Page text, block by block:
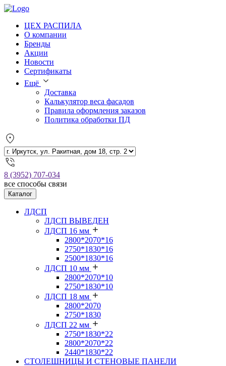
ЦЕХ РАСПИЛА
О компании
Бренды
Акции
Новости
Сертификаты
Ещё
Доставка
Калькулятор веса фасадов
Правила оформления заказов
Политика обработки ПД
8 (3952) 707-034
все способы связи
Каталог
ЛДСП
ЛДСП ВЫВЕДЕН
ЛДСП 16 мм
2800*2070*16
2750*1830*16
2500*1830*16
ЛДСП 10 мм
2800*2070*10
2750*1830*10
ЛДСП 18 мм
2800*2070
2750*1830
ЛДСП 22 мм
2750*1830*22
2800*2070*22
2440*1830*22
СТОЛЕШНИЦЫ И СТЕНОВЫЕ ПАНЕЛИ